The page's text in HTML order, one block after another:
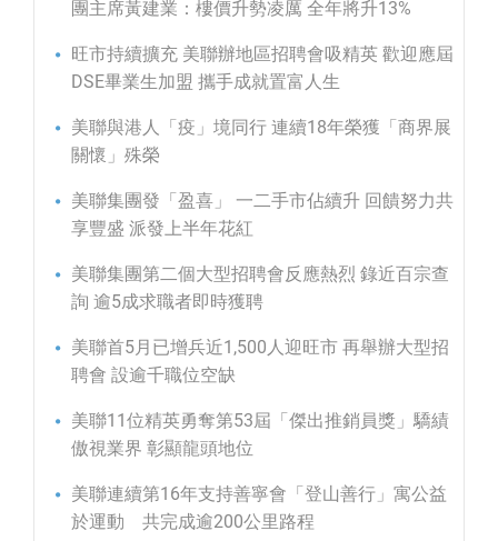
團主席黃建業：樓價升勢凌厲 全年將升13%
旺市持續擴充 美聯辦地區招聘會吸精英 歡迎應屆
DSE畢業生加盟 攜手成就置富人生
美聯與港人「疫」境同行 連續18年榮獲「商界展
關懷」殊榮
美聯集團發「盈喜」 一二手市佔續升 回饋努力共
享豐盛 派發上半年花紅
美聯集團第二個大型招聘會反應熱烈 錄近百宗查
詢 逾5成求職者即時獲聘
美聯首5月已增兵近1,500人迎旺市 再舉辦大型招
聘會 設逾千職位空缺
美聯11位精英勇奪第53屆「傑出推銷員獎」驕績
傲視業界 彰顯龍頭地位
美聯連續第16年支持善寧會「登山善行」寓公益
於運動 共完成逾200公里路程